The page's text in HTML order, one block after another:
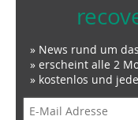
» News rund um
» erscheint alle 2
» kostenlos und